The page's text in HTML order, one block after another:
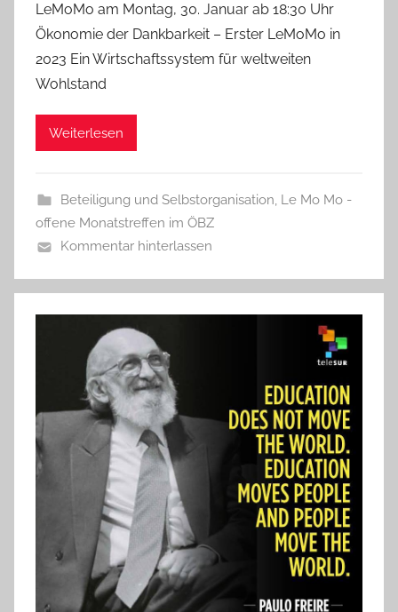
LeMoMo am Montag, 30. Januar ab 18:30 Uhr
Ökonomie der Dankbarkeit – Erster LeMoMo in
2023 Ein Wirtschaftssystem für weltweiten
Wohlstand
Weiterlesen
Beteiligung und Selbstorganisation, Le Mo Mo -
offene Monatstreffen im ÖBZ
Kommentar hinterlassen